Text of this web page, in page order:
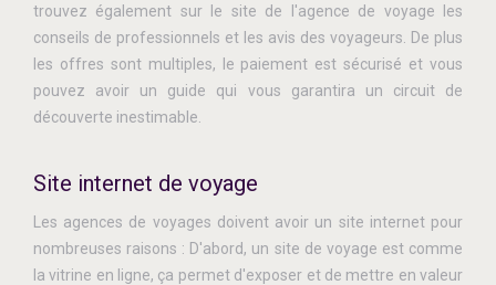
trouvez également sur le site de l'agence de voyage les
conseils de professionnels et les avis des voyageurs. De plus
les offres sont multiples, le paiement est sécurisé et vous
pouvez avoir un guide qui vous garantira un circuit de
découverte inestimable.
Site internet de voyage
Les agences de voyages doivent avoir un site internet pour
nombreuses raisons : D'abord, un site de voyage est comme
la vitrine en ligne, ça permet d'exposer et de mettre en valeur